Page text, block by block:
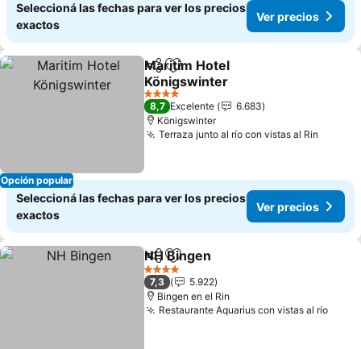
Seleccioná las fechas para ver los precios
exactos
Ver precios
Opción popular
CompartirAñadir a favoritos
Maritim Hotel
Königswinter
Ver precios
4 Estrellas
8,7 Excelente
6.683
Königswinter
Terraza junto al río con vistas al Rin
Seleccioná las fechas para ver los precios
exactos
Ver precios
CompartirAñadir a favoritos
NH Bingen
4 Estrellas
7,3
5.922
Bingen en el Rin
Restaurante Aquarius con vistas al ríoVer